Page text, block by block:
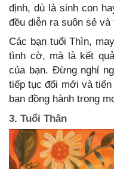
định, dù là sinh con
đều diễn ra suôn sẻ và
Các bạn tuổi Thìn,
tình cờ, mà là kết
của bạn. Đừng nghỉ
tiếp tục đổi mới và
bạn đồng hành trong
3. Tuổi Thân